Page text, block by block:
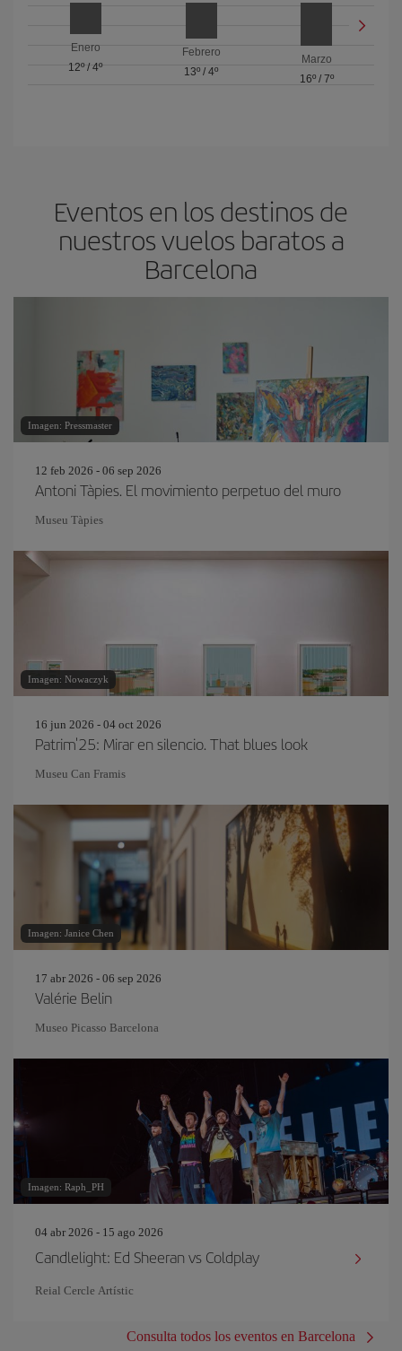
Enero
12º/4º
Febrero
13º / 4º
Marzo
16º/ 7º
Eventos en los destinos de
nuestros vuelos baratos a
Barcelona
Imagen: Pressmaster
12 feb 2026 - 06 sep 2026
Antoni Tàpies. El movimiento perpetuo del muro
Museu Tàpies
Imagen: Nowaczyk
16 jun 2026 - 04 oct 2026
Patrim'25: Mirar en silencio. That blues look
Museu Can Framis
Imagen: Janice Chen
17 abr 2026 - 06 sep 2026
Valérie Belin
Museo Picasso Barcelona
Imagen: Raph_PH
04 abr 2026 - 15 ago 2026
Candlelight: Ed Sheeran vs Coldplay
Reial Cercle Artístic
Consulta todos los eventos en Barcelona